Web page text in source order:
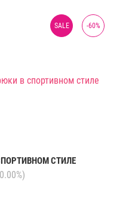
-60%
SALE
СПОРТИВНОМ СТИЛЕ